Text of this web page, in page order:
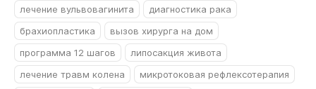
лечение вульвовагинита
диагностика рака
брахиопластика
вызов хирурга на дом
программа 12 шагов
липосакция живота
лечение травм колена
микротоковая рефлексотерапия